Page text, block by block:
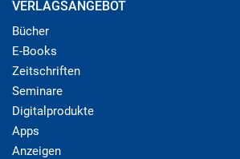
VERLAGSANGEBOT
Bücher
E-Books
Zeitschriften
Seminare
Digitalprodukte
Apps
Anzeigen